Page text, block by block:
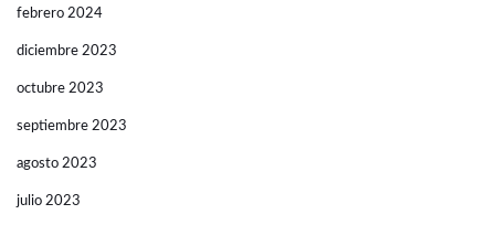
febrero 2024
diciembre 2023
octubre 2023
septiembre 2023
agosto 2023
julio 2023